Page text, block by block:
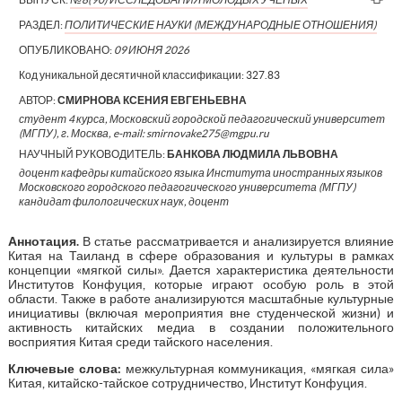
РАЗДЕЛ:ПОЛИТИЧЕСКИЕ НАУКИ (МЕЖДУНАРОДНЫЕ ОТНОШЕНИЯ)
ОПУБЛИКОВАНО: 09 ИЮНЯ 2026
Код уникальной десятичной классификации: 327.83
АВТОР:СМИРНОВА КСЕНИЯ ЕВГЕНЬЕВНА
студент 4 курса, Московский городской педагогический университет
(МГПУ), г. Москва, e-mail: smirnovake275@mgpu.ru
НАУЧНЫЙ РУКОВОДИТЕЛЬ:БАНКОВА ЛЮДМИЛА ЛЬВОВНА
доцент кафедры китайского языка Института иностранных языков
Московского городского педагогического университета (МГПУ)
кандидат филологических наук, доцент
Аннотация. В статье рассматривается и анализируется влияние
Китая на Таиланд в сфере образования и культуры в рамках
концепции «мягкой силы». Дается характеристика деятельности
Институтов Конфуция, которые играют особую роль в этой
области. Также в работе анализируются масштабные культурные
инициативы (включая мероприятия вне студенческой жизни) и
активность китайских медиа в создании положительного
восприятия Китая среди тайского населения.
Ключевые слова: межкультурная коммуникация, «мягкая сила»
Китая, китайско-тайское сотрудничество, Институт Конфуция.